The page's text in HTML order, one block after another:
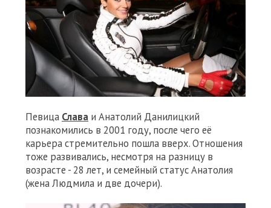
Певица Слава и Анатолий Данилицкий
познакомились в 2001 году, после чего её
карьера стремительно пошла вверх. Отношения
тоже развивались, несмотря на разницу в
возрасте - 28 лет, и семейный статус Анатолия
(жена Людмила и две дочери).